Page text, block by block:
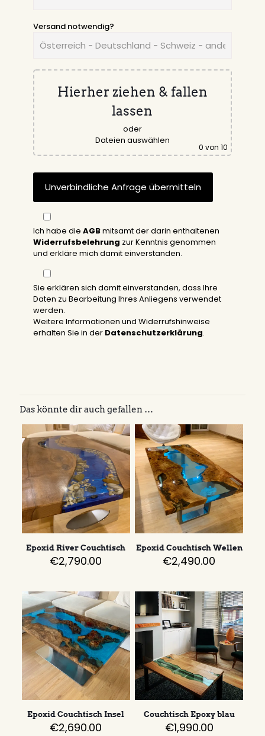
Versand notwendig?
Hierher ziehen & fallen
lassen
oder
Dateien auswählen
0 von 10
Ich habe dieAGBmitsamt der darin enthaltenen
Widerrufsbelehrung zur Kenntnis genommen
und erkläre mich damit einverstanden.
Sie erklären sich damit einverstanden, dass Ihre
Daten zu Bearbeitung Ihres Anliegens verwendet
werden.
Weitere Informationen und Widerrufshinweise
erhalten Sie in der Datenschutzerklärung.
Das könnte dir auch gefallen …
Epoxid River Couchtisch
€2,790.00
Epoxid Couchtisch Wellen
€2,490.00
Epoxid Couchtisch Insel
€2,690.00
Couchtisch Epoxy blau
€1,990.00